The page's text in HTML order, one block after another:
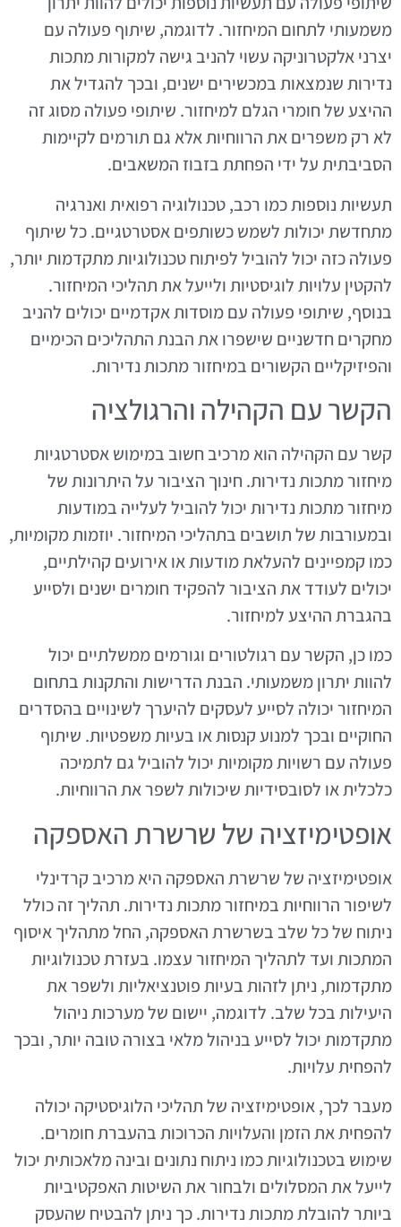
משמעותי לתחום המיחזור. לדוגמה, שיתוף פעולה עם
יצרני אלקטרוניקה עשוי להניב גישה למקורות מתכות
נדירות שנמצאות במכשירים ישנים, ובכך להגדיל את
ההיצע של חומרי הגלם למיחזור. שיתופי פעולה מסוג זה
לא רק משפרים את הרווחיות אלא גם תורמים לקיימות
הסביבתית על ידי הפחתת בזבוז המשאבים.
תעשיות נוספות כמו רכב, טכנולוגיה רפואית ואנרגיה
מתחדשת יכולות לשמש כשותפים אסטרטגיים. כל שיתוף
פעולה כזה יכול להוביל לפיתוח טכנולוגיות מתקדמות יותר,
להקטין עלויות לוגיסטיות ולייעל את תהליכי המיחזור.
בנוסף, שיתופי פעולה עם מוסדות אקדמיים יכולים להניב
מחקרים חדשניים שישפרו את הבנת התהליכים הכימיים
והפיזיקליים הקשורים במיחזור מתכות נדירות.
הקשר עם הקהילה והרגולציה
קשר עם הקהילה הוא מרכיב חשוב במימוש אסטרטגיות
מיחזור מתכות נדירות. חינוך הציבור על היתרונות של
מיחזור מתכות נדירות יכול להוביל לעלייה במודעות
ובמעורבות של תושבים בתהליכי המיחזור. יוזמות מקומיות,
כמו קמפיינים להעלאת מודעות או אירועים קהילתיים,
יכולים לעודד את הציבור להפקיד חומרים ישנים ולסייע
בהגברת ההיצע למיחזור.
כמו כן, הקשר עם רגולטורים וגורמים ממשלתיים יכול
להוות יתרון משמעותי. הבנת הדרישות והתקנות בתחום
המיחזור יכולה לסייע לעסקים להיערך לשינויים בהסדרים
החוקיים ובכך למנוע קנסות או בעיות משפטיות. שיתוף
פעולה עם רשויות מקומיות יכול להוביל גם לתמיכה
כלכלית או לסובסידיות שיכולות לשפר את הרווחיות.
אופטימיזציה של שרשרת האספקה
אופטימיזציה של שרשרת האספקה היא מרכיב קרדינלי
לשיפור הרווחיות במיחזור מתכות נדירות. תהליך זה כולל
ניתוח של כל שלב בשרשרת האספקה, החל מתהליך איסוף
המתכות ועד לתהליך המיחזור עצמו. בעזרת טכנולוגיות
מתקדמות, ניתן לזהות בעיות פוטנציאליות ולשפר את
היעילות בכל שלב. לדוגמה, יישום של מערכות ניהול
מתקדמות יכול לסייע בניהול מלאי בצורה טובה יותר, ובכך
להפחית עלויות.
מעבר לכך, אופטימיזציה של תהליכי הלוגיסטיקה יכולה
להפחית את הזמן והעלויות הכרוכות בהעברת חומרים.
שימוש בטכנולוגיות כמו ניתוח נתונים ובינה מלאכותית יכול
לייעל את המסלולים ולבחור את השיטות האפקטיביות
ביותר להובלת מתכות נדירות. כך ניתן להבטיח שהעסק